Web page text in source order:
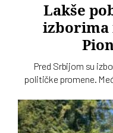
Lakše
izborima
Pred Srbijom su
političke promene.
„Ćacilend”